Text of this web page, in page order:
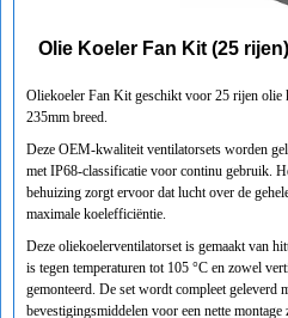
Olie Koeler Fan Kit (25 rijen)
Oliekoeler Fan Kit geschikt voor 25 rijen olie
235mm breed.
Deze OEM-kwaliteit ventilatorsets worden
met IP68-classificatie voor continu gebruik.
behuizing zorgt ervoor dat lucht over de
maximale koelefficiëntie.
Deze oliekoelerventilatorset is gemaakt van
is tegen temperaturen tot 105 °C en zowel
gemonteerd. De set wordt compleet geleverd
bevestigingsmiddelen voor een nette montage